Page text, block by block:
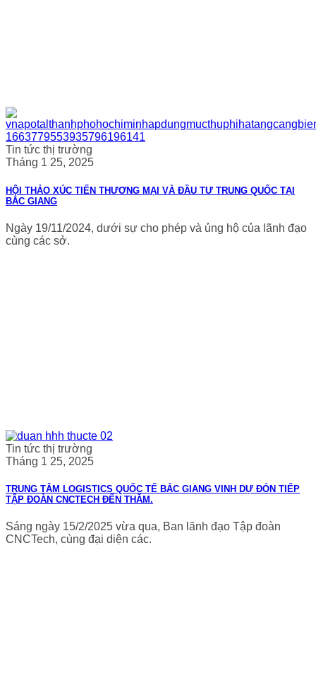
Tin tức thị trường
Tháng 1 25, 2025
HỘI THẢO XÚC TIẾN THƯƠNG MẠI VÀ ĐẦU TƯ TRUNG QUỐC TẠI
BẮC GIANG
Ngày 19/11/2024, dưới sự cho phép và ủng hộ của lãnh đạo
cùng các sở.
Tin tức thị trường
Tháng 1 25, 2025
TRUNG TÂM LOGISTICS QUỐC TẾ BẮC GIANG VINH DỰ ĐÓN TIẾP
TẬP ĐOÀN CNCTECH ĐẾN THĂM.
Sáng ngày 15/2/2025 vừa qua, Ban lãnh đạo Tập đoàn
CNCTech, cùng đại diện các.